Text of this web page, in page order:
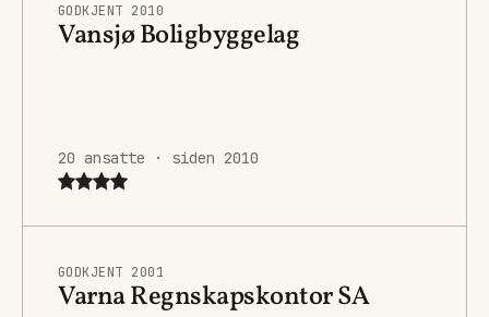
GODKJENT 2010
Vansjø Boligbyggelag
20 ansatte · siden 2010
GODKJENT 2001
Varna Regnskapskontor SA